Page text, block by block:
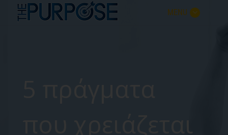
MENU
που χρειάζεται